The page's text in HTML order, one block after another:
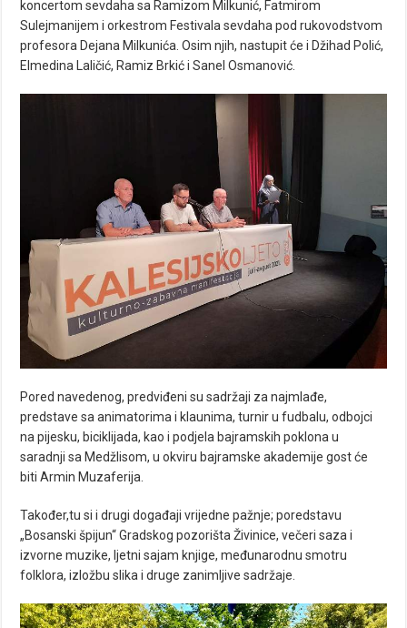
koncertom sevdaha sa Ramizom Milkunić, Fatmirom
Sulejmanijem i orkestrom Festivala sevdaha pod rukovodstvom
profesora Dejana Milkunića. Osim njih, nastupit će i Džihad Polić,
Elmedina Laličić, Ramiz Brkić i Sanel Osmanović.
Pored navedenog, predviđeni su sadržaji za najmlađe,
predstave sa animatorima i klaunima, turnir u fudbalu, odbojci
na pijesku, biciklijada, kao i podjela bajramskih poklona u
saradnji sa Medžlisom, u okviru bajramske akademije gost će
biti Armin Muzaferija.
Također,tu si i drugi događaji vrijedne pažnje; poredstavu
„Bosanski špijun“ Gradskog pozorišta Živinice, večeri saza i
izvorne muzike, ljetni sajam knjige, međunarodnu smotru
folklora, izložbu slika i druge zanimljive sadržaje.